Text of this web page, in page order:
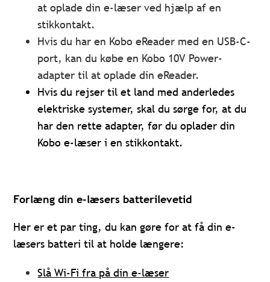
at oplade din e-læser ved hjælp af en
stikkontakt.
Hvis du har en Kobo eReader med en USB-C-
port, kan du købe en Kobo 10V Power-
adapter til at oplade din eReader.
Hvis du rejser til et land med anderledes
elektriske systemer, skal du sørge for, at du
har den rette adapter, før du oplader din
Kobo e-læser i en stikkontakt.
Forlæng din e-læsers batterilevetid
Her er et par ting, du kan gøre for at få din e-
læsers batteri til at holde længere:
Slå Wi-Fi fra på din e-læser